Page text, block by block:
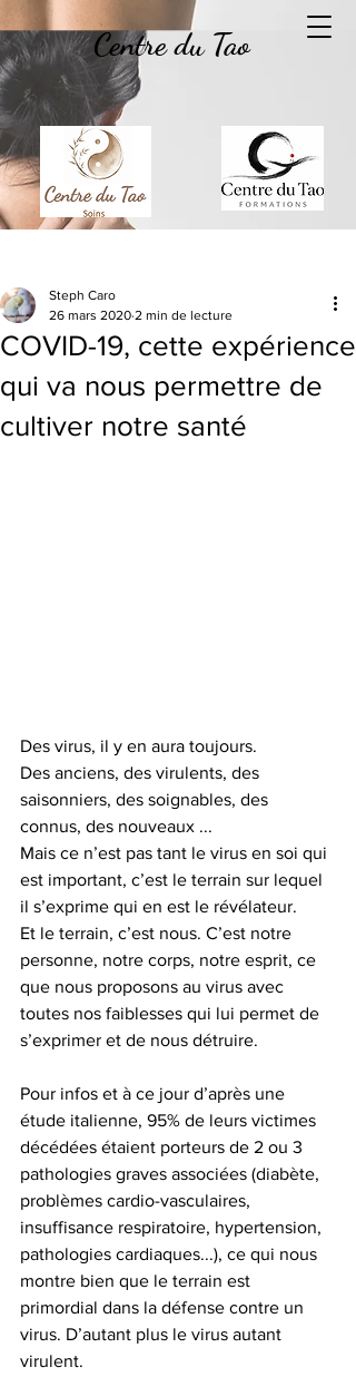
Centre du Tao
COVID-19, cette expérience
qui va nous permettre de
cultiver notre santé
Steph Caro
26 mars 2020 2 min de lecture
Des virus, il y en aura toujours.
Des anciens, des virulents, des
saisonniers, des soignables, des
connus, des nouveaux ...
Mais ce n’est pas tant le virus en soi qui
est important, c’est le terrain sur lequel
il s’exprime qui en est le révélateur.
Et le terrain, c’est nous. C’est notre
personne, notre corps, notre esprit, ce
que nous proposons au virus avec
toutes nos faiblesses qui lui permet de
s’exprimer et de nous détruire.
Pour infos et à ce jour d’après une
étude italienne, 95% de leurs victimes
décédées étaient porteurs de 2 ou 3
pathologies graves associées (diabète,
problèmes cardio-vasculaires,
insuffisance respiratoire, hypertension,
pathologies cardiaques...), ce qui nous
montre bien que le terrain est
primordial dans la défense contre un
virus. D’autant plus le virus autant
virulent.